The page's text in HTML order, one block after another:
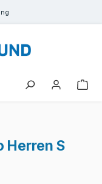
Herren S